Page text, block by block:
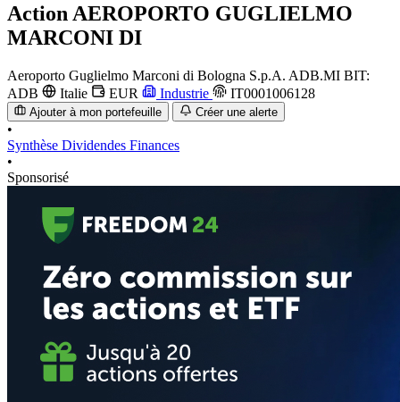
Action AEROPORTO GUGLIELMO
MARCONI DI
Aeroporto Guglielmo Marconi di Bologna S.p.A. ADB.MI BIT:
ADB
Italie EUR Industrie IT0001006128
Ajouter à mon portefeuille Créer une alerte
•
Synthèse Dividendes Finances
•
Sponsorisé